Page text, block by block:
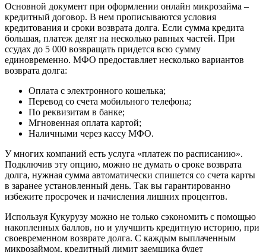
Основной документ при оформлении онлайн микрозайма –
кредитный договор. В нем прописываются условия
кредитования и сроки возврата долга. Если сумма кредита
большая, платеж делят на несколько равных частей. При
ссудах до 5 000 возвращать придется всю сумму
единовременно. МФО предоставляет несколько вариантов
возврата долга:
Оплата с электронного кошелька;
Перевод со счета мобильного телефона;
По реквизитам в банке;
Мгновенная оплата картой;
Наличными через кассу МФО.
У многих компаний есть услуга «платеж по расписанию».
Подключив эту опцию, можно не думать о сроке возврата
долга, нужная сумма автоматически спишется со счета карты
в заранее установленный день. Так вы гарантированно
избежите просрочек и начисления лишних процентов.
Используя Кукурузу можно не только сэкономить с помощью
накопленных баллов, но и улучшить кредитную историю, при
своевременном возврате долга. С каждым выплаченным
микрозаймом, кредитный лимит заемщика будет